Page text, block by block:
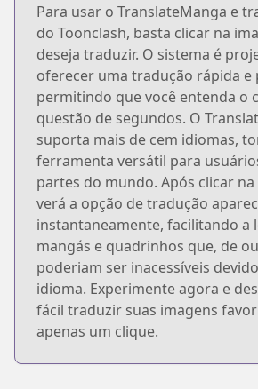
Para usar o TranslateManga e
do Toonclash, basta clicar na
deseja traduzir. O sistema é
oferecer uma tradução rápida e
permitindo que você entenda o
questão de segundos. O
suporta mais de cem idiomas,
ferramenta versátil para
partes do mundo. Após clicar
verá a opção de tradução
instantaneamente, facilitando a
mangás e quadrinhos que, de
poderiam ser inacessíveis
idioma. Experimente agora e
fácil traduzir suas imagens
apenas um clique.